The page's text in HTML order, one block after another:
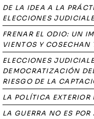
DE LA IDEA A LA
ELECCIONES
FRENAR EL ODIO: UN
VIENTOS Y COSECHAN
ELECCIONES
DEMOCRATIZACIÓN
RIESGO DE LA
LA POLÍTICA
LA GUERRA NO ES